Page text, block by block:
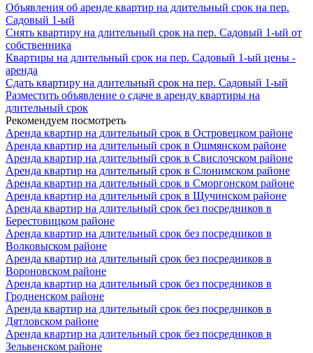
Объявления об аренде квартир на длительный срок на пер.
Садовый 1-ый
Снять квартиру на длительный срок на пер. Садовый 1-ый от
собственника
Квартиры на длительный срок на пер. Садовый 1-ый цены -
аренда
Сдать квартиру на длительный срок на пер. Садовый 1-ый
Разместить объявление о сдаче в аренду квартиры на
длительный срок
Рекомендуем посмотреть
Аренда квартир на длительный срок в Островецком районе
Аренда квартир на длительный срок в Ошмянском районе
Аренда квартир на длительный срок в Свислочском районе
Аренда квартир на длительный срок в Слонимском районе
Аренда квартир на длительный срок в Сморгонском районе
Аренда квартир на длительный срок в Щучинском районе
Аренда квартир на длительный срок без посредников в
Берестовицком районе
Аренда квартир на длительный срок без посредников в
Волковыском районе
Аренда квартир на длительный срок без посредников в
Вороновском районе
Аренда квартир на длительный срок без посредников в
Гродненском районе
Аренда квартир на длительный срок без посредников в
Дятловском районе
Аренда квартир на длительный срок без посредников в
Зельвенском районе